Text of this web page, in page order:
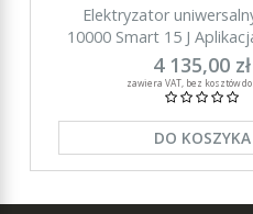
Elektryzator
10000 Smart 15 J
4 135,00 zł
zawiera VAT, bez kosztów
DO KOSZYKA